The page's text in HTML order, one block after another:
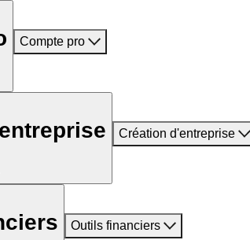
Compte pro
Création d'entreprise
Outils financiers